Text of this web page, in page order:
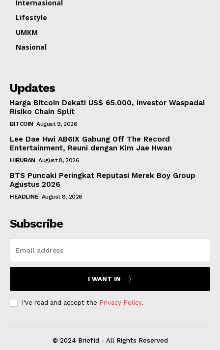
Internasional
Lifestyle
UMKM
Nasional
Updates
Harga Bitcoin Dekati US$ 65.000, Investor Waspadai
Risiko Chain Split
BITCOIN August 9, 2026
Lee Dae Hwi AB6IX Gabung Off The Record
Entertainment, Reuni dengan Kim Jae Hwan
HIBURAN August 8, 2026
BTS Puncaki Peringkat Reputasi Merek Boy Group
Agustus 2026
HEADLINE August 8, 2026
Subscribe
I WANT IN
I've read and accept the Privacy Policy.
© 2024 Brief.id - All Rights Reserved